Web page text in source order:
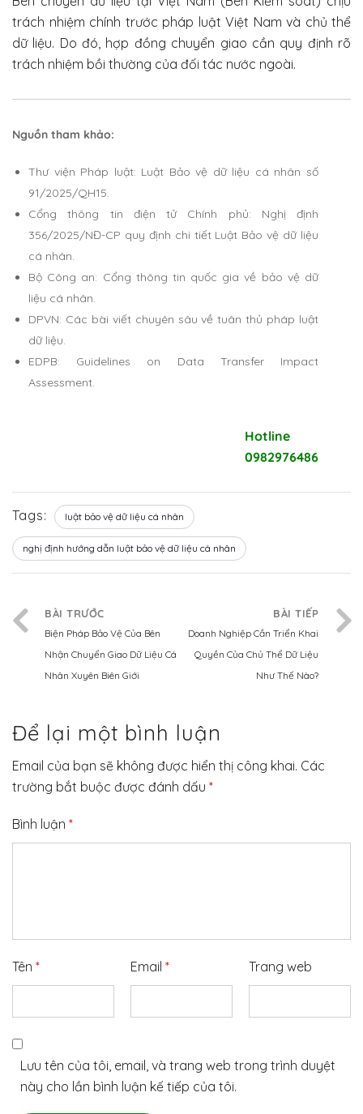
trách nhiệm chính trước pháp luật Việt Nam và chủ thể
dữ liệu. Do đó, hợp đồng chuyển giao cần quy định rõ
trách nhiệm bồi thường của đối tác nước ngoài.
Nguồn tham khảo:
Thư viện Pháp luật: Luật Bảo vệ dữ liệu cá nhân số
91/2025/QH15.
Cổng thông tin điện tử Chính phủ: Nghị định
356/2025/NĐ-CP quy định chi tiết Luật Bảo vệ dữ liệu
cá nhân.
Bộ Công an: Cổng thông tin quốc gia về bảo vệ dữ
liệu cá nhân.
DPVN: Các bài viết chuyên sâu về tuân thủ pháp luật
dữ liệu.
EDPB: Guidelines on Data Transfer Impact
Assessment.
Hotline
0982976486
Tags: luật bảo vệ dữ liệu cá nhân
nghị định hướng dẫn luật bảo vệ dữ liệu cá nhân
BÀI TRƯỚC
Biện Pháp Bảo Vệ Của Bên
Nhận Chuyển Giao Dữ Liệu Cá
Nhân Xuyên Biên Giới
BÀI TIẾP
Doanh Nghiệp Cần Triển Khai
Quyền Của Chủ Thể Dữ Liệu
Như Thế Nào?
Để lại một bình luận
Email của bạn sẽ không được hiển thị công khai. Các
trường bắt buộc được đánh dấu *
Bình luận *
Tên * Email * Trang web
Lưu tên của tôi, email, và trang web trong trình duyệt
này cho lần bình luận kế tiếp của tôi.